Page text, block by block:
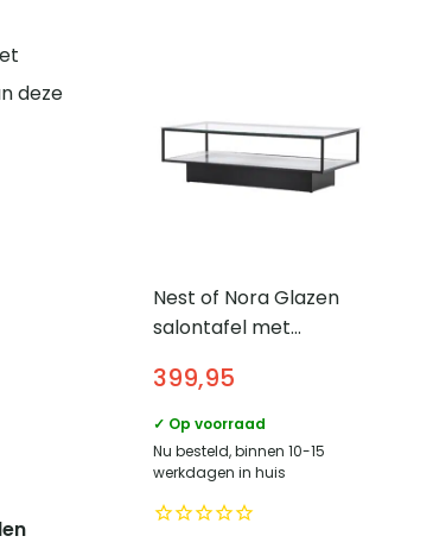
deze
Nest of Nora Glazen
salontafel met
Modern design – Zwart
399,95
✓ Op voorraad
Nu besteld, binnen 10-15
werkdagen in huis